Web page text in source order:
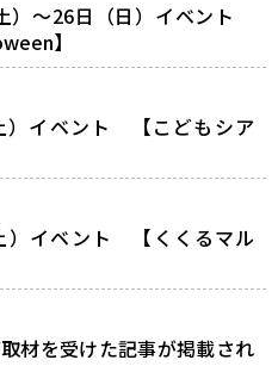
～26日（日）イベント
】
イベント 【こどもシア
イベント 【くくるマル
材を受けた記事が掲載され